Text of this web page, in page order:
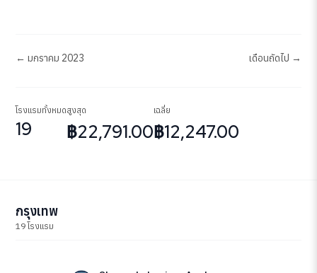
← มกราคม 2023 เดือนถัดไป →
โรงแรมทั้งหมด
19
สูงสุด
฿22,791.00
เฉลี่ย
฿12,247.00
กรุงเทพ
19 โรงแรม